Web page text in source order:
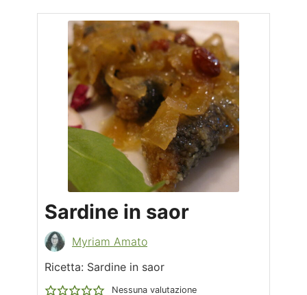
Sardine in saor
Myriam Amato
Ricetta: Sardine in saor
Nessuna valutazione